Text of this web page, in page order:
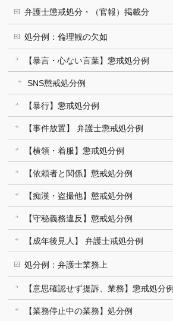
弁護士懲戒処分・（官報）掲載分
処分例：倫理観の欠如
【暴言・心ない言葉】懲戒処分例
SNS懲戒処分例
【暴行】懲戒処分例
【事件放置】 弁護士懲戒処分例
【横領・着服】懲戒処分例
【依頼者と関係】懲戒処分例
【痴漢・盗撮他】懲戒処分例
【守秘義務違反】懲戒処分例
【成年後見人】 弁護士戒処分例
処分例：弁護士業務上
【意思確認せず提訴、業務】懲戒処分例
【業務停止中の業務】処分例